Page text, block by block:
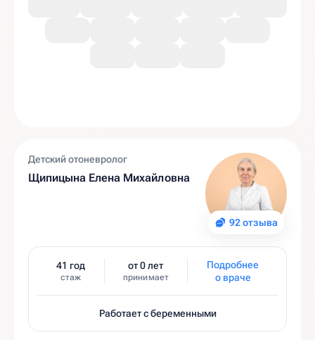
92 отзыва
Детский отоневролог
Щипицына Елена Михайловна
41 год
стаж
от 0 лет
принимает
Подробнее
о враче
Работает с беременными